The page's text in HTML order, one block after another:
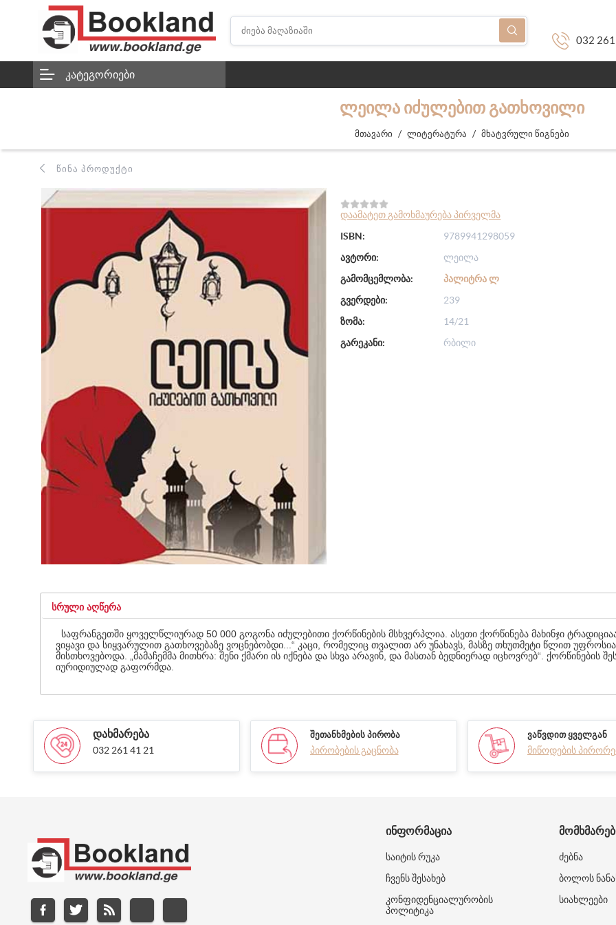
032 261
ᲙᲐᲢᲔᲒᲝᲠᲘᲔᲑᲘ
ᲚᲔᲘᲚᲐ ᲘᲫᲣᲚᲔᲑᲘᲗ ᲒᲐᲗᲮᲝᲕᲘᲚᲘ
მთავარი / ლიტერატურა / მხატვრული წიგნები
ᲬᲘᲜᲐ ᲞᲠᲝᲓᲣᲥᲢᲘ
დაამატეთ გამოხმაურება პირველმა
ISBN:
9789941298059
ავტორი:
ლეილა
გამომცემლობა:
ᲞᲐᲚᲘᲢᲠᲐ Ლ
გვერდები:
239
ზომა:
14/21
გარეკანი:
რბილი
ᲡᲠᲣᲚᲘ ᲐᲦᲬᲔᲠᲐ
საფრანგეთში ყოველწლიურად 50 000 გოგონა იძულებითი ქორწინების მსხვერპლია. ასეთი ქორწინება მახინჯი
ვიყავი და სიყვარულით გათხოვებაზე ვოცნებობდი...“ კაცი, რომელიც თვალით არ უნახავს, მასზე თხუთმეტი წლით
მისთხოვებოდა. „მამაჩემმა მითხრა: შენი ქმარი ის იქნება და სხვა არავინ, და მასთან ბედნიერად იცხოვრებ“. ქორწინების
იურიდიულად გაფორმდა.
ᲓᲐᲮᲛᲐᲠᲔᲑᲐ
032 261 41 21
ᲨᲔᲗᲐᲜᲮᲛᲔᲑᲘᲡ ᲞᲘᲠᲝᲑᲐ
პირობების გაცნობა
ᲕᲐᲬᲕᲓᲘᲗ ᲧᲕᲔᲚᲒᲐᲜ
მიწოდების
ᲘᲜᲤᲝᲠᲛᲐᲪᲘᲐ
საიტის რუკა
ჩვენს შესახებ
კონფიდენციალურობის
პოლიტიკა
ძებნა
ბოლოს
სიახლეები